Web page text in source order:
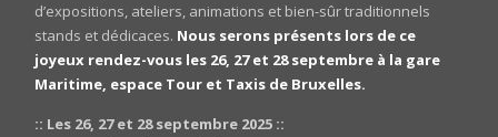
d’expositions, ateliers, animations et bien-sûr traditionnels
stands et dédicaces. Nous serons présents lors de ce
joyeux rendez-vous les 26, 27 et 28 septembre à la gare
Maritime, espace Tour et Taxis de Bruxelles.
:: Les 26, 27 et 28 septembre 2025 ::